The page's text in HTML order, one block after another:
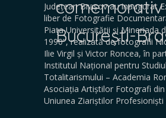
comemorativ
București-
Județean Brașov au inaugurat
liber de Fotografie
Piața Universității și Mineriada
1990”, realizată de fotografii
Ilie Virgil și Victor Roncea, în
Institutul Național pentru Studiul
Totalitarismului – Academia
Asociația Artiștilor Fotografi
Uniunea Ziariștilor Profesioniști